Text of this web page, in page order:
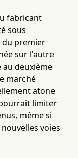
fabricant
sous
du premier
sur l'autre
deuxième
marché
atone
limiter
même si
voies